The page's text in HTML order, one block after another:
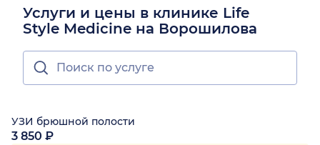
Услуги и цены в клинике Life
Style Medicine на Ворошилова
УЗИ брюшной полости
3 850 ₽